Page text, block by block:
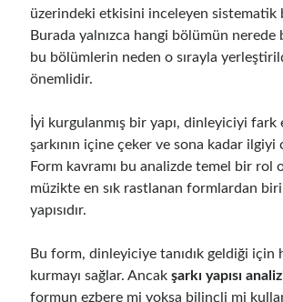
üzerindeki etkisini inceleyen sistematik
Burada yalnızca hangi bölümün nerede
bu bölümlerin neden o sırayla
önemlidir.
İyi kurgulanmış bir yapı, dinleyiciyi fark
şarkının içine çeker ve sona kadar ilgiyi
Form kavramı bu analizde temel bir rol
müzikte en sık rastlanan formlardan
yapısıdır.
Bu form, dinleyiciye tanıdık geldiği için
kurmayı sağlar. Ancakşarkı yapısı
formun ezbere mi yoksa bilinçli mi